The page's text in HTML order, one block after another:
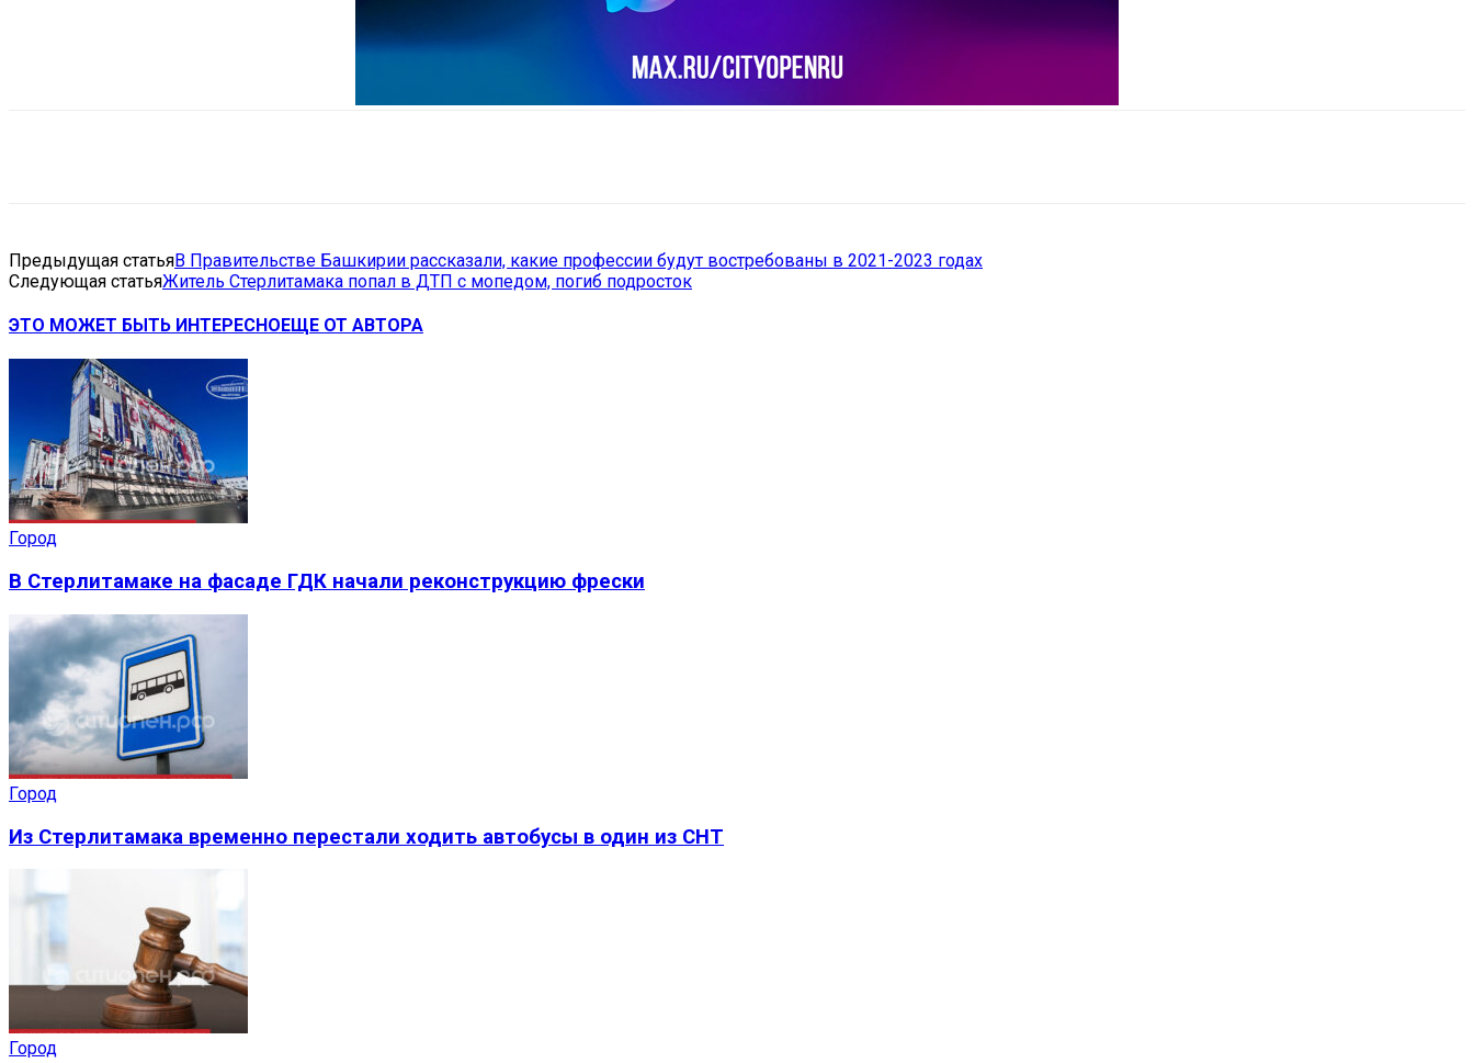
Предыдущая статьяВ Правительстве Башкирии рассказали, какие профессии будут востребованы в 2021-2023 годах
Следующая статьяЖитель Стерлитамака попал в ДТП с мопедом, погиб подросток
ЭТО МОЖЕТ БЫТЬ ИНТЕРЕСНОЕЩЕ ОТ АВТОРА
Город
В Стерлитамаке на фасаде ГДК начали реконструкцию фрески
Город
Из Стерлитамака временно перестали ходить автобусы в один из СНТ
Город